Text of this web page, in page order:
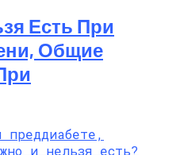
Есть При
Общие